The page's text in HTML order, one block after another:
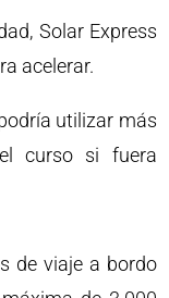
Solar Express
acelerar.
utilizar más
curso si fuera
de viaje a bordo